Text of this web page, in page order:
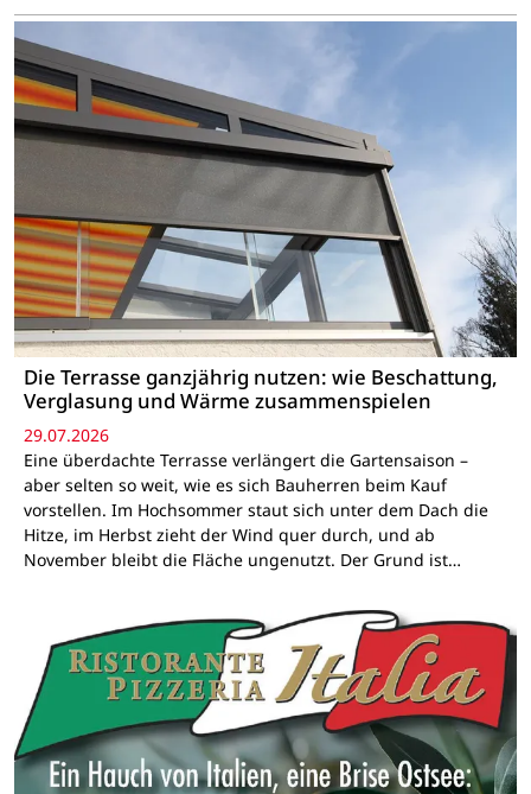
Die Terrasse ganzjährig nutzen: wie Beschattung,
Verglasung und Wärme zusammenspielen
29.07.2026
Eine überdachte Terrasse verlängert die Gartensaison –
aber selten so weit, wie es sich Bauherren beim Kauf
vorstellen. Im Hochsommer staut sich unter dem Dach die
Hitze, im Herbst zieht der Wind quer durch, und ab
November bleibt die Fläche ungenutzt. Der Grund ist…